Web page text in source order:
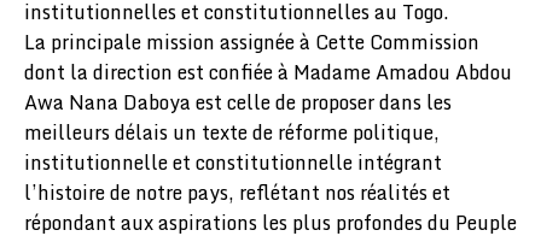
institutionnelles et constitutionnelles au Togo.
La principale mission assignée à Cette Commission
dont la direction est confiée à Madame Amadou Abdou
Awa Nana Daboya est celle de proposer dans les
meilleurs délais un texte de réforme politique,
institutionnelle et constitutionnelle intégrant
l’histoire de notre pays, reflétant nos réalités et
répondant aux aspirations les plus profondes du Peuple